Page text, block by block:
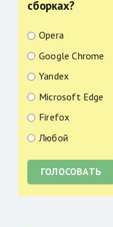
сборках?
Opera
Google Chrome
Yandex
Microsoft Edge
Firefox
Любой
ГОЛОСОВАТЬ